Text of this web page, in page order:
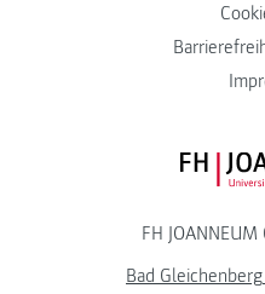
FH
Bad Gleichenberg